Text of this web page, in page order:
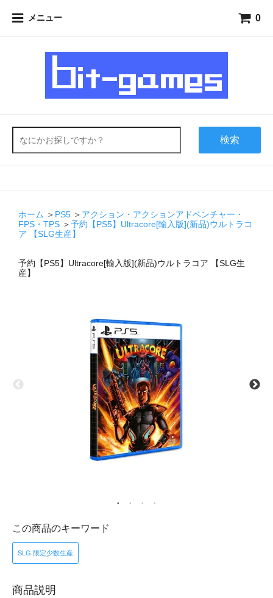
メニュー 0
検索
ホーム ＞ PS5 ＞ アクション・アクションアドベンチャー・
FPS・TPS ＞予約【PS5】Ultracore[輸入版](新品)ウルトラコ
ア 【SLG生産】
予約【PS5】Ultracore[輸入版](新品)ウルトラコア 【SLG生
産】
この商品のキーワード
SLG 限定少数生産
商品説明